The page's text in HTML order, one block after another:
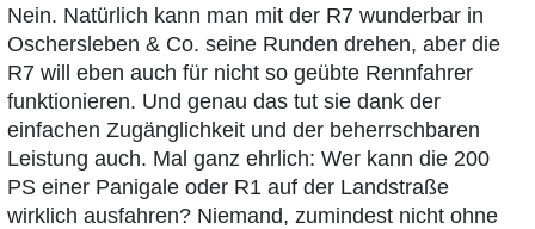
Nein. Natürlich kann man mit der R7 wunderbar in
Oschersleben & Co. seine Runden drehen, aber die
R7 will eben auch für nicht so geübte Rennfahrer
funktionieren. Und genau das tut sie dank der
einfachen Zugänglichkeit und der beherrschbaren
Leistung auch. Mal ganz ehrlich: Wer kann die 200
PS einer Panigale oder R1 auf der Landstraße
wirklich ausfahren? Niemand, zumindest nicht ohne